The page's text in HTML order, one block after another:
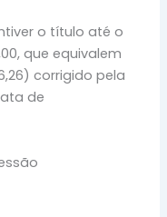
o título até o
que equivalem
corrigido pela
de